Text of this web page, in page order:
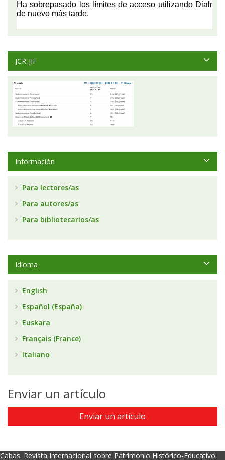
JCR-JIF
Información
Para lectores/as
Para autores/as
Para bibliotecarios/as
Idioma
English
Español (España)
Euskara
Français (France)
Italiano
Enviar un artículo
Enviar un artículo
Cabas. Revista Internacional sobre Patrimonio Histórico-Educativo.